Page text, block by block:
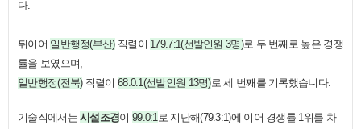
다.
뒤이어 일반행정(부산)직렬이 179.7:1(선발인원 3명)로 두 번째로 높은 경쟁
률을 보였으며,
일반행정(전북)직렬이 68.0:1(선발인원 13명)로 세 번째를 기록했습니다.
기술직에서는시설조경이 99.0:1 로 지난해(79.3:1)에 이어 경쟁률 1위를 차